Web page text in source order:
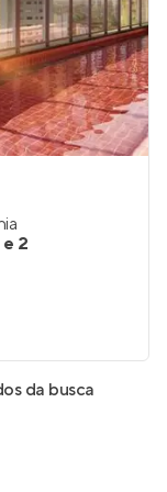
e 2
da busca